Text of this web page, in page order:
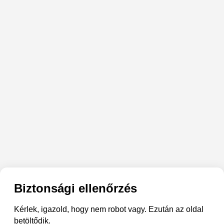
Biztonsági ellenőrzés
Kérlek, igazold, hogy nem robot vagy. Ezután az oldal
betöltődik.